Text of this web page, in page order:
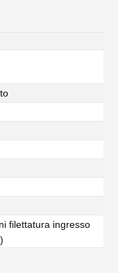
filettatura ingresso